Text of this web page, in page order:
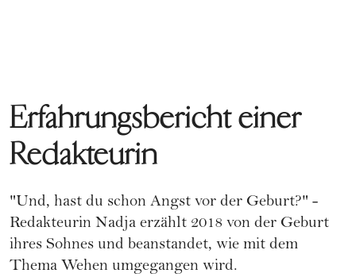
Erfahrungsbericht einer
Redakteurin
"Und, hast du schon Angst vor der Geburt?" -
Redakteurin Nadja erzählt 2018 von der Geburt
ihres Sohnes und beanstandet, wie mit dem
Thema Wehen umgegangen wird.